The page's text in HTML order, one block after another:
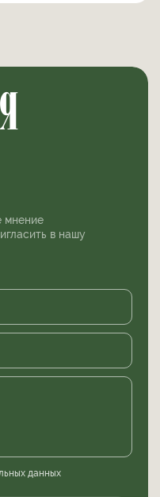
данных
мнение
в нашу